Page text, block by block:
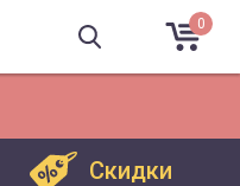
0
Скидки